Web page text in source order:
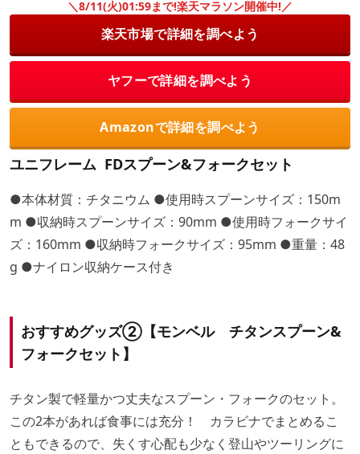
＼8/11(火)01:59まで!楽天マラソン開催中!／
楽天市場で詳細を調べよう
ヤフーで詳細を調べよう
Amazonで詳細を調べよう
ユニフレーム FDスプーン&フォークセット
●本体材質：チタニウム ●使用時スプーンサイズ：150m
m ●収納時スプーンサイズ：90mm ●使用時フォークサイ
ズ：160mm ●収納時フォークサイズ：95mm ●重量：48
g ●ナイロン収納ケース付き
おすすめグッズ②【モンベル チタンスプーン&
フォークセット】
チタン製で軽量かつ丈夫なスプーン・フォークのセット。
この2本があれば食事には充分！ カラビナでまとめるこ
ともできるので、失くす心配も少なく登山やツーリングに